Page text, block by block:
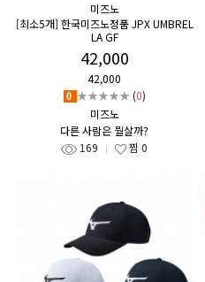
미즈노
[최소5개] 한국미즈노정품 JPX UMBREL
LA GF
42,000
42,000
0 ★★★★★ (0)
미즈노
다른 사람은 뭘살까?
169
찜 0